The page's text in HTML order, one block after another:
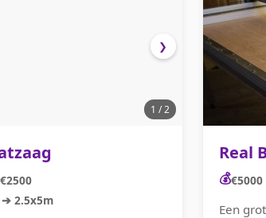
❯
1 / 2
2.5x5m
Real
💰€5000
Een